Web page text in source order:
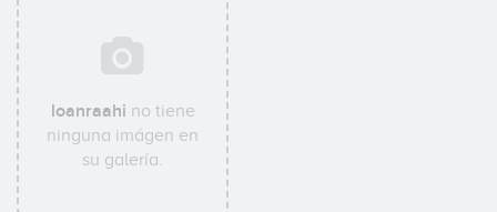
loanraahi no tiene
ninguna imágen en
su galería.